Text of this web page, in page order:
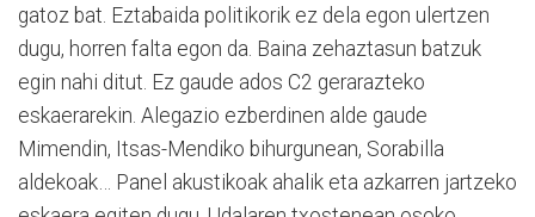
gatoz bat. Eztabaida politikorik ez dela egon ulertzen
dugu, horren falta egon da. Baina zehaztasun batzuk
egin nahi ditut. Ez gaude ados C2 gerarazteko
eskaerarekin. Alegazio ezberdinen alde gaude
Mimendin, Itsas-Mendiko bihurgunean, Sorabilla
aldekoak… Panel akustikoak ahalik eta azkarren jartzeko